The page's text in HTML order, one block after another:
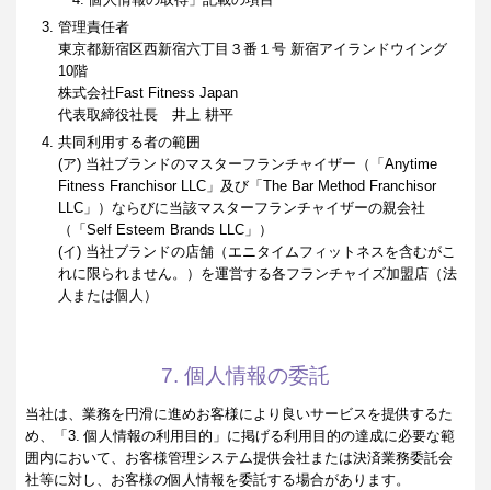
管理責任者
東京都新宿区西新宿六丁目３番１号 新宿アイランドウイング
10階
株式会社Fast Fitness Japan
代表取締役社長 井上 耕平
共同利用する者の範囲
(ア) 当社ブランドのマスターフランチャイザー（「Anytime
Fitness Franchisor LLC」及び「The Bar Method Franchisor
LLC」）ならびに当該マスターフランチャイザーの親会社
（「Self Esteem Brands LLC」）
(イ) 当社ブランドの店舗（エニタイムフィットネスを含むがこ
れに限られません。）を運営する各フランチャイズ加盟店（法
人または個人）
7. 個人情報の委託
当社は、業務を円滑に進めお客様により良いサービスを提供するた
め、「3. 個人情報の利用目的」に掲げる利用目的の達成に必要な範
囲内において、お客様管理システム提供会社または決済業務委託会
社等に対し、お客様の個人情報を委託する場合があります。